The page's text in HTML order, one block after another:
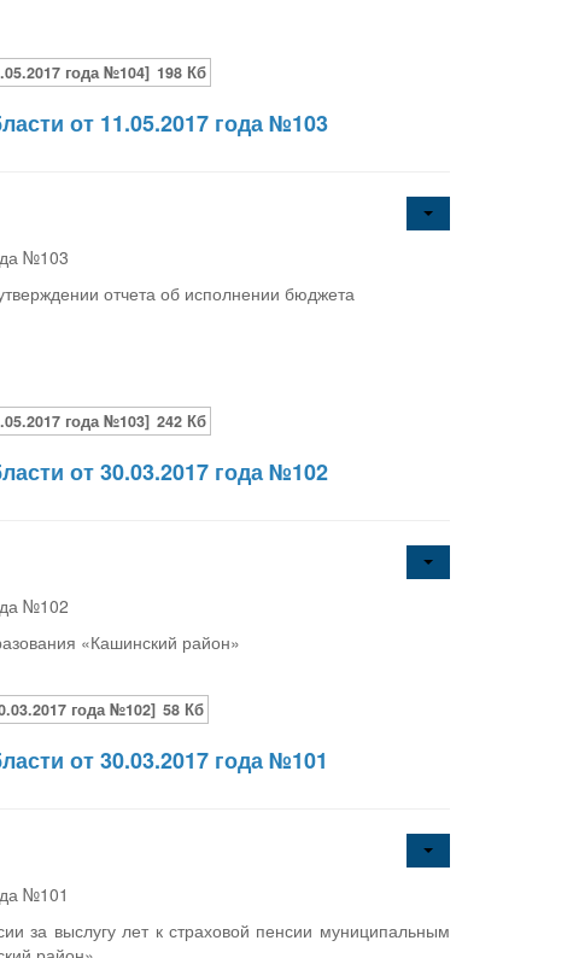
года №104] 198 Кб
от 11.05.2017 года №103
№103
отчета об исполнении бюджета
года №103] 242 Кб
от 30.03.2017 года №102
№102
«Кашинский район»
года №102] 58 Кб
от 30.03.2017 года №101
№101
за выслугу лет к страховой пенсии муниципальным